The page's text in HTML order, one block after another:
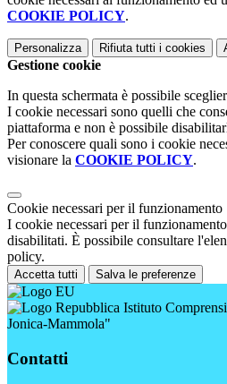
COOKIE POLICY.
Personalizza Rifiuta tutti i cookies
Gestione cookie
In questa schermata è possibile
I cookie necessari sono quelli che
piattaforma e non è possibile
Per conoscere quali sono i cookie
visionare la COOKIE POLICY.
Cookie necessari per il funzionamento
I cookie necessari per il
disabilitati. È possibile consultare
policy.
Accetta tutti Salva le preferenze
Istituto
Jonica-Mammola"
Contatti